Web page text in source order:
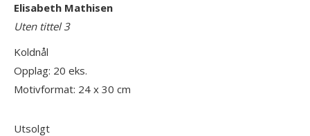
Elisabeth Mathisen
Uten tittel 3
Koldnål
Opplag: 20 eks.
Motivformat: 24 x 30 cm
Utsolgt